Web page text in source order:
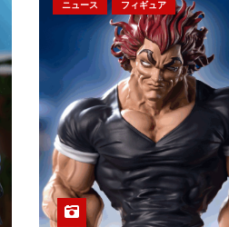
ニュース フィギュア